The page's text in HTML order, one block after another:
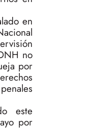
en
no
por
este
por